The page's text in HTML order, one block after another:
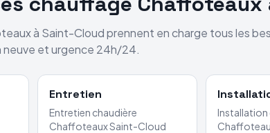
à Saint-Cloudprennent en charge tous les
neuve et urgence 24h/24.
Entretien
Entretien chaudière
ChaffoteauxSaint-Cloud
Installation